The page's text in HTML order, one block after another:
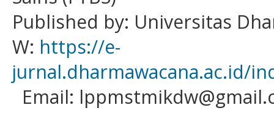
Published by: Universitas
W: https://e-
jurnal.dharmawacana.ac.id/
Email: